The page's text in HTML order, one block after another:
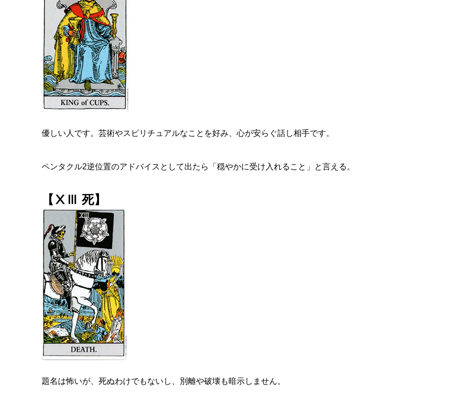
優しい人です。芸術やスピリチュアルなことを好み、心が安らぐ話し相手です。
ペンタクル2逆位置のアドバイスとして出たら「穏やかに受け入れること」と言える。
【ⅩⅢ 死】
題名は怖いが、死ぬわけでもないし、別離や破壊も暗示しません。